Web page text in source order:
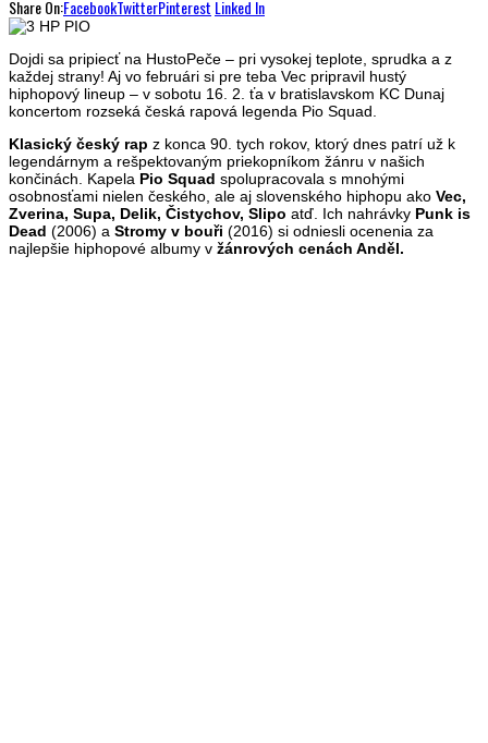
Share On:FacebookTwitterPinterest Linked In
Dojdi sa pripiecť na HustoPeče – pri vysokej teplote, sprudka a z
každej strany! Aj vo februári si pre teba Vec pripravil hustý
hiphopový lineup – v sobotu 16. 2. ťa v bratislavskom KC Dunaj
koncertom rozseká česká rapová legenda Pio Squad.
Klasický český rap z konca 90. tych rokov, ktorý dnes patrí už k
legendárnym a rešpektovaným priekopníkom žánru v našich
končinách. Kapela Pio Squad spolupracovala s mnohými
osobnosťami nielen českého, ale aj slovenského hiphopu ako Vec,
Zverina, Supa, Delik, Čistychov, Slipo atď. Ich nahrávky Punk is
Dead (2006) a Stromy v bouři (2016) si odniesli ocenenia za
najlepšie hiphopové albumy v žánrových cenách Anděl.